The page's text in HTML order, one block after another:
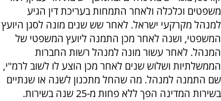
משפטים וכלכלה ולאחר התמחות בעריכת דין הגיע
למנהל מקרקעי ישראל. לאחר שש שנים מונה לסגן היועץ
המשפטי, ושנה לאחר מכן התמנה ליועץ המשפטי של
המנהל. לאחר עשור מונה למנהל רשות החברות
הממשלתיות ושלוש שנים לאחר מכן הוצע לו לשוב לרמ"י,
שם התמנה למנהל. מה שהחל מתכנון לשנה או שנתיים
בשירות המדינה הפך ללא פחות מ-25 שנה בשירות.